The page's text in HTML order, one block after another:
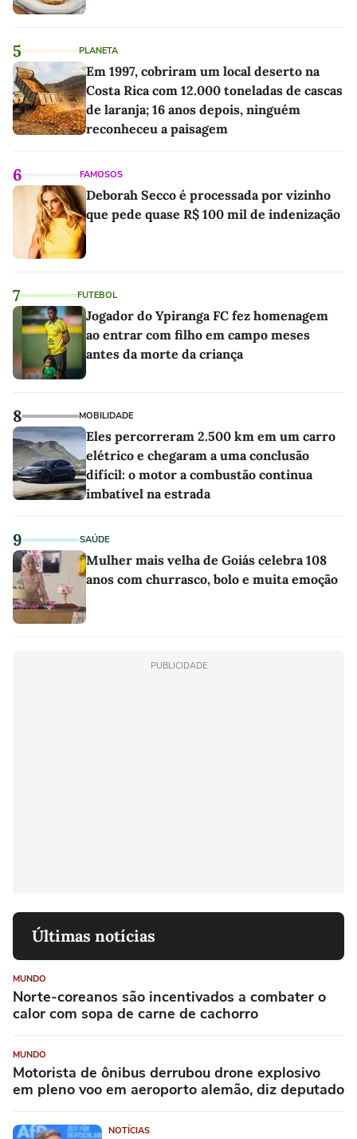
5 PLANETA
Em 1997, cobriram um local deserto na
Costa Rica com 12.000 toneladas de cascas
de laranja; 16 anos depois, ninguém
reconheceu a paisagem
6 FAMOSOS
Deborah Secco é processada por vizinho
que pede quase R$ 100 mil de indenização
7 FUTEBOL
Jogador do Ypiranga FC fez homenagem
ao entrar com filho em campo meses
antes da morte da criança
8 MOBILIDADE
Eles percorreram 2.500 km em um carro
elétrico e chegaram a uma conclusão
difícil: o motor a combustão continua
imbatível na estrada
9 SAÚDE
Mulher mais velha de Goiás celebra 108
anos com churrasco, bolo e muita emoção
PUBLICIDADE
Últimas notícias
MUNDO
Norte-coreanos são incentivados a combater o
calor com sopa de carne de cachorro
MUNDO
Motorista de ônibus derrubou drone explosivo
em pleno voo em aeroporto alemão, diz deputado
NOTÍCIAS